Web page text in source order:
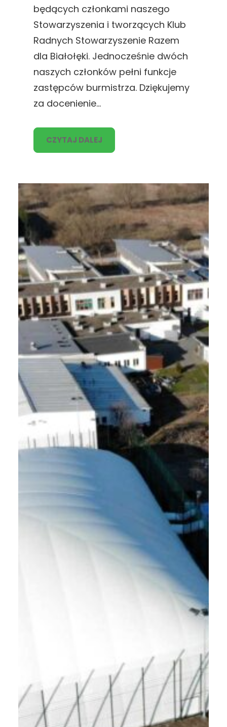
będących członkami naszego
Stowarzyszenia i tworzących Klub
Radnych Stowarzyszenie Razem
dla Białołęki. Jednocześnie dwóch
naszych członków pełni funkcje
zastępców burmistrza. Dziękujemy
za docenienie…
CZYTAJ DALEJ